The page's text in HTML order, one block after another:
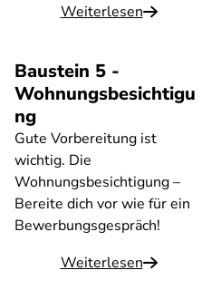
Weiterlesen
Baustein 5 -
Wohnungsbesichtigu
ng
Gute Vorbereitung ist
wichtig. Die
Wohnungsbesichtigung –
Bereite dich vor wie für ein
Bewerbungsgespräch!
Weiterlesen